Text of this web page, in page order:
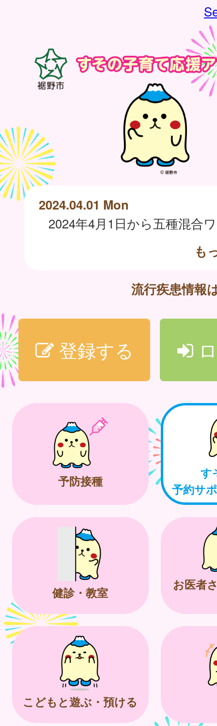
2024.04.01 Mon
も
流行疾患情報
登録する
予防接種
す
予約サ
健診・教室
お医者
こどもと遊ぶ・預ける